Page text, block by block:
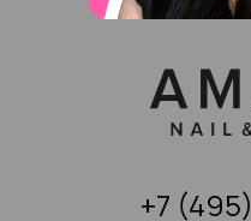
+7